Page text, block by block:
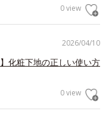
0 view
2026/04/10
化粧下地の正しい使い方
0 view